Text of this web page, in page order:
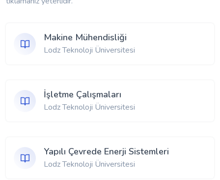
Makine Mühendisliği
Lodz Teknoloji Üniversitesi
İşletme Çalışmaları
Lodz Teknoloji Üniversitesi
Yapılı Çevrede Enerji Sistemleri
Lodz Teknoloji Üniversitesi